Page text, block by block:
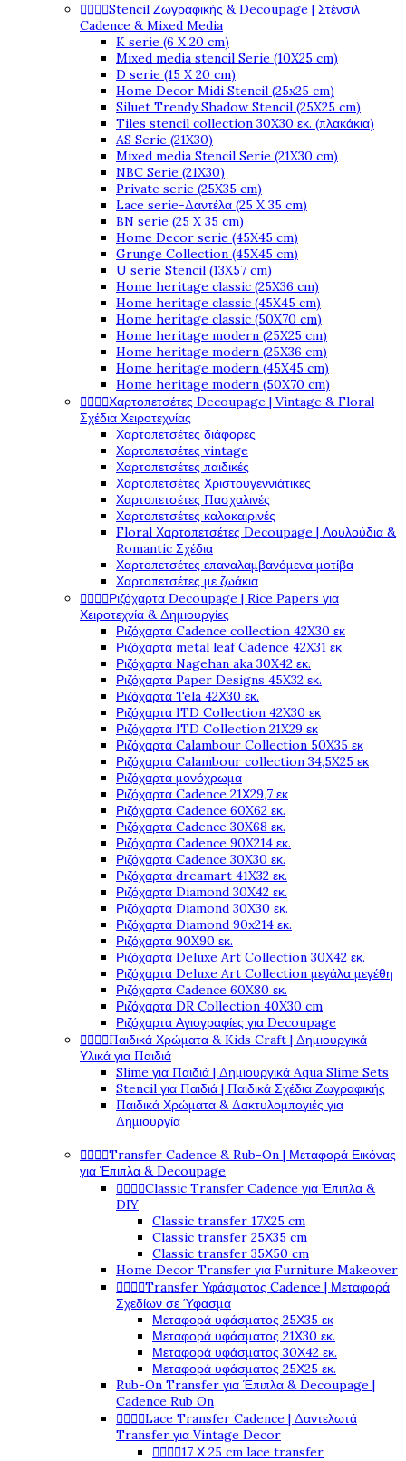
Stencil Ζωγραφικής & Decoupage | Στένσιλ
Cadence & Mixed Media
K serie (6 X 20 cm)
Mixed media stencil Serie (10X25 cm)
D serie (15 X 20 cm)
Home Decor Midi Stencil (25x25 cm)
Siluet Trendy Shadow Stencil (25X25 cm)
Tiles stencil collection 30X30 εκ. (πλακάκια)
AS Serie (21X30)
Mixed media Stencil Serie (21X30 cm)
NBC Serie (21X30)
Private serie (25X35 cm)
Lace serie-Δαντέλα (25 X 35 cm)
BN serie (25 X 35 cm)
Home Decor serie (45X45 cm)
Grunge Collection (45X45 cm)
U serie Stencil (13X57 cm)
Home heritage classic (25X36 cm)
Home heritage classic (45X45 cm)
Home heritage classic (50X70 cm)
Home heritage modern (25X25 cm)
Home heritage modern (25X36 cm)
Home heritage modern (45X45 cm)
Home heritage modern (50X70 cm)
Χαρτοπετσέτες Decoupage | Vintage & Floral
Σχέδια Χειροτεχνίας
Χαρτοπετσέτες διάφορες
Χαρτοπετσέτες vintage
Χαρτοπετσέτες παιδικές
Χαρτοπετσέτες Χριστουγεννιάτικες
Χαρτοπετσέτες Πασχαλινές
Χαρτοπετσέτες καλοκαιρινές
Floral Χαρτοπετσέτες Decoupage | Λουλούδια &
Romantic Σχέδια
Χαρτοπετσέτες επαναλαμβανόμενα μοτίβα
Χαρτοπετσέτες με ζωάκια
Ριζόχαρτα Decoupage | Rice Papers για
Χειροτεχνία & Δημιουργίες
Ριζόχαρτα Cadence collection 42X30 εκ
Ριζόχαρτα metal leaf Cadence 42X31 εκ
Ριζόχαρτα Nagehan aka 30X42 εκ.
Ριζόχαρτα Paper Designs 45X32 εκ.
Ριζόχαρτα Tela 42Χ30 εκ.
Ριζόχαρτα ITD Collection 42X30 εκ
Ριζόχαρτα ITD Collection 21X29 εκ
Ριζόχαρτα Calambour Collection 50X35 εκ
Ριζόχαρτα Calambour collection 34,5X25 εκ
Ριζόχαρτα μονόχρωμα
Ριζόχαρτα Cadence 21Χ29,7 εκ
Ριζόχαρτα Cadence 60X62 εκ.
Ριζόχαρτα Cadence 30X68 εκ.
Ριζόχαρτα Cadence 90X214 εκ.
Ριζόχαρτα Cadence 30X30 εκ.
Ριζόχαρτα dreamart 41X32 εκ.
Ριζόχαρτα Diamond 30X42 εκ.
Ριζόχαρτα Diamond 30X30 εκ.
Ριζόχαρτα Diamond 90x214 εκ.
Ριζόχαρτα 90X90 εκ.
Ριζόχαρτα Deluxe Art Collection 30X42 εκ.
Ριζόχαρτα Deluxe Art Collection μεγάλα μεγέθη
Ριζόχαρτα Cadence 60X80 εκ.
Ριζόχαρτα DR Collection 40X30 cm
Ριζόχαρτα Αγιογραφίες για Decoupage
Παιδικά Χρώματα & Kids Craft | Δημιουργικά
Υλικά για Παιδιά
Slime για Παιδιά | Δημιουργικά Aqua Slime Sets
Stencil για Παιδιά | Παιδικά Σχέδια Ζωγραφικής
Παιδικά Χρώματα & Δακτυλομπογιές για
Δημιουργία
Transfer Cadence & Rub-On | Μεταφορά Εικόνας
για Έπιπλα & Decoupage
Classic Transfer Cadence για Έπιπλα &
DIY
Classic transfer 17Χ25 cm
Classic transfer 25Χ35 cm
Classic transfer 35Χ50 cm
Home Decor Transfer για Furniture Makeover
Transfer Υφάσματος Cadence | Μεταφορά
Σχεδίων σε Ύφασμα
Μεταφορά υφάσματος 25Χ35 εκ
Μεταφορά υφάσματος 21Χ30 εκ.
Μεταφορά υφάσματος 30Χ42 εκ.
Μεταφορά υφάσματος 25Χ25 εκ.
Rub-On Transfer για Έπιπλα & Decoupage |
Cadence Rub On
Lace Transfer Cadence | Δαντελωτά
Transfer για Vintage Decor
17 Χ 25 cm lace transfer